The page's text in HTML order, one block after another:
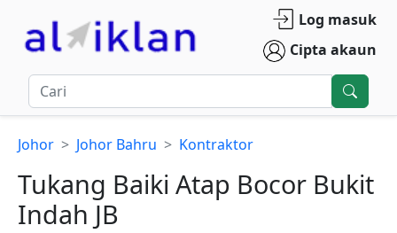
Log masuk
Cipta akaun
Johor Johor Bahru Kontraktor
Tukang Baiki Atap Bocor Bukit
Indah JB